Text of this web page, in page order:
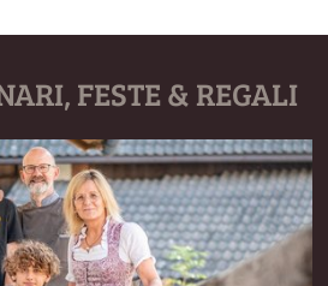
FESTE & REGALI